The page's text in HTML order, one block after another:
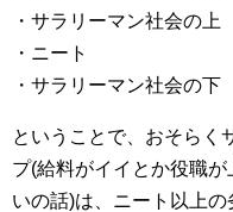
・サラリーマン社会の上
・ニート
・サラリーマン社会の下
ということで、おそらく
プ(給料がイイとか役職
いの話)は、ニート以上